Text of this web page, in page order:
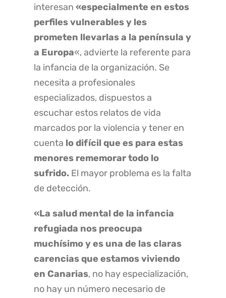
interesan«especialmente en estos
perfiles vulnerables y les
prometen llevarlas a la península y
a Europa«, advierte la referente para
la infancia de la organización. Se
necesita a profesionales
especializados, dispuestos a
escuchar estos relatos de vida
marcados por la violencia y tener en
cuenta lo difícil que es para estas
menores rememorar todo lo
sufrido. El mayor problema es la falta
de detección.
«La salud mental de la infancia
refugiada nos preocupa
muchísimo y es una de las claras
carencias que estamos viviendo
en Canarias, no hay especialización,
no hay un número necesario de